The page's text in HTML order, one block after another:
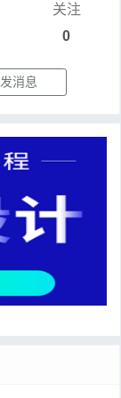
关注
0
发消息